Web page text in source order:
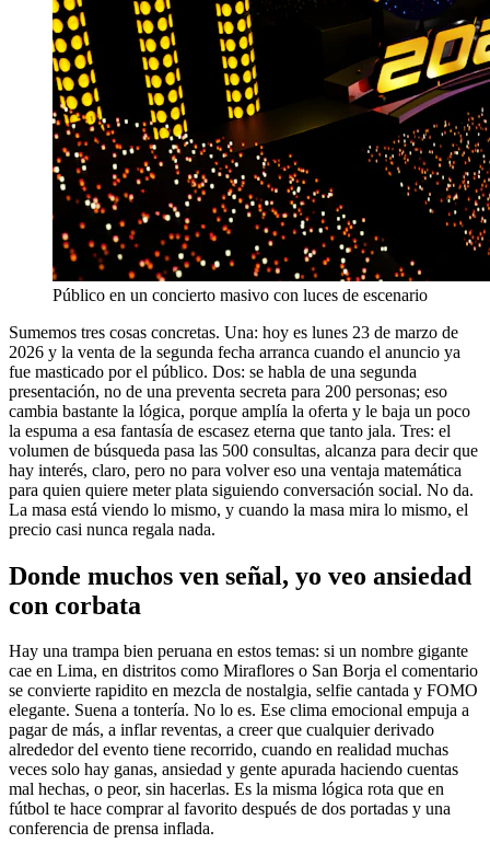
Público en un concierto masivo con luces de escenario
Sumemos tres cosas concretas. Una: hoy es lunes 23 de marzo de
2026 y la venta de la segunda fecha arranca cuando el anuncio ya
fue masticado por el público. Dos: se habla de una segunda
presentación, no de una preventa secreta para 200 personas; eso
cambia bastante la lógica, porque amplía la oferta y le baja un poco
la espuma a esa fantasía de escasez eterna que tanto jala. Tres: el
volumen de búsqueda pasa las 500 consultas, alcanza para decir que
hay interés, claro, pero no para volver eso una ventaja matemática
para quien quiere meter plata siguiendo conversación social. No da.
La masa está viendo lo mismo, y cuando la masa mira lo mismo, el
precio casi nunca regala nada.
Donde muchos ven señal, yo veo ansiedad
con corbata
Hay una trampa bien peruana en estos temas: si un nombre gigante
cae en Lima, en distritos como Miraflores o San Borja el comentario
se convierte rapidito en mezcla de nostalgia, selfie cantada y FOMO
elegante. Suena a tontería. No lo es. Ese clima emocional empuja a
pagar de más, a inflar reventas, a creer que cualquier derivado
alrededor del evento tiene recorrido, cuando en realidad muchas
veces solo hay ganas, ansiedad y gente apurada haciendo cuentas
mal hechas, o peor, sin hacerlas. Es la misma lógica rota que en
fútbol te hace comprar al favorito después de dos portadas y una
conferencia de prensa inflada.